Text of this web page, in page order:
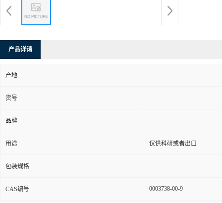
产品详请
产地
货号
品牌
用途 仅供科研或者出口
包装规格
CAS编号 0003738-00-9